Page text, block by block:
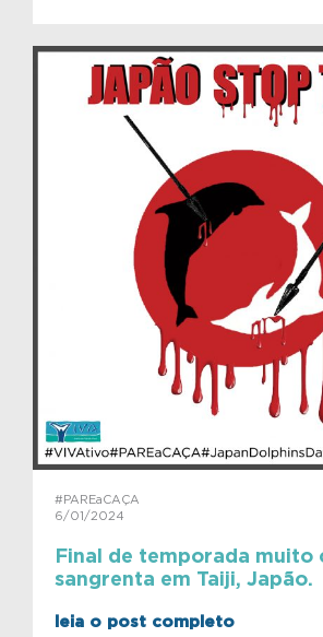
#PAREaCAÇA
6/01/2024
Final de temporada muito
sangrenta em Taiji, Japão.
leia o post completo